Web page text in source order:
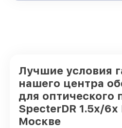
Лучшие условия
нашего центра
для оптического
SpecterDR 1.5x/6x
Москве